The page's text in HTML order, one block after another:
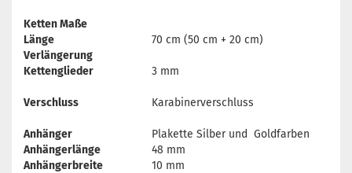
Ketten Maße
Länge
70 cm (50 cm + 20 cm)
Verlängerung
Kettenglieder
3 mm
Verschluss Karabinerverschluss
Anhänger
Plakette Silber und Goldfarben
Anhängerlänge
48 mm
Anhängerbreite
10 mm